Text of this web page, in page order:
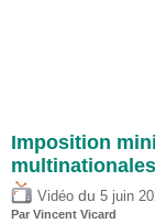
Imposition
multinationales
Vidéo du 5 juin
Par Vincent Vicard